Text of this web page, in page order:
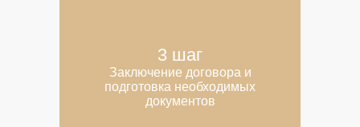
3 шаг
Заключение договора и
подготовка необходимых
документов